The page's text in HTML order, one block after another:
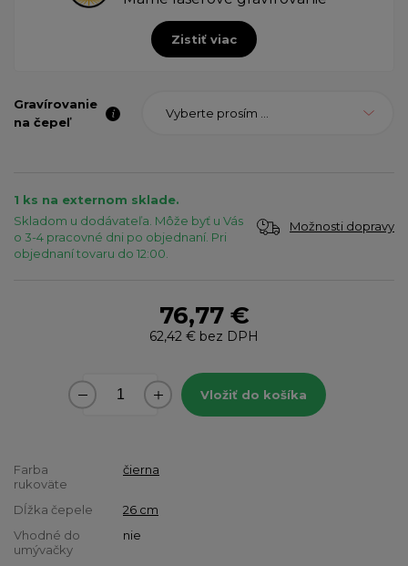
Zistiť viac
Gravírovanie
na čepeľ
Vyberte prosím ...
1 ks na externom sklade.
Skladom u dodávateľa. Môže byť u Vás
o 3-4 pracovné dni po objednaní. Pri
objednaní tovaru do 12:00.
Možnosti dopravy
76,77 €
62,42 € bez DPH
Vložiť do košíka
Farba
rukoväte
čierna
Dĺžka čepele
26 cm
Vhodné do
umývačky
nie